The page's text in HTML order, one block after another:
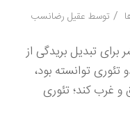
/ توسط عقیل رضانسب
تبدیل بریدگی از
توانسته بود،
غرب کند؛ تئوری